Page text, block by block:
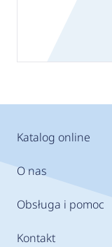
Katalog online
O nas
Obsługa i pomoc
Kontakt